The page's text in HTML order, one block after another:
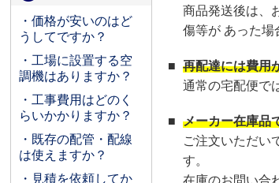
・価格が安いのはど
うしてですか？
・工場に設置する空
調機はありますか？
・工事費用はどのく
らいかかりますか？
・既存の配管・配線
は使えますか？
・見積を依頼してか
商品発送後は、
傷等が あった場
■ 再配達には費用
通常の宅配便で
■ メーカー在庫品
ご注文いただい
す。